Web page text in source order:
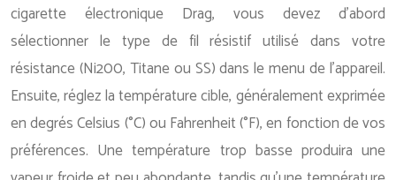
cigarette électronique Drag, vous devez d’abord
sélectionner le type de fil résistif utilisé dans votre
résistance (Ni200, Titane ou SS) dans le menu de l’appareil.
Ensuite, réglez la température cible, généralement exprimée
en degrés Celsius (°C) ou Fahrenheit (°F), en fonction de vos
préférences. Une température trop basse produira une